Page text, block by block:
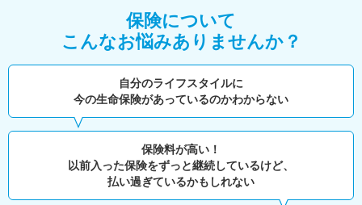
保険について
こんなお悩みありませんか？
自分のライフスタイルに
今の生命保険があっているのかわからない
保険料が高い！
以前入った保険をずっと継続しているけど、
払い過ぎているかもしれない